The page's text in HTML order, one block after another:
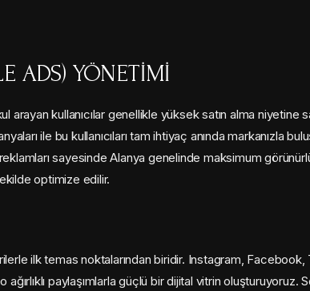
ADS) YÖNETIMI
kullanıcılar genellikle yüksek satın alma niyetine
ile bu kullanıcıları tam ihtiyaç anında markanızla
sayesinde Alanya genelinde maksimum
optimize edilir.
ilk temas noktalarından biridir. Instagram,
paylaşımlarla güçlü bir dijital vitrin oluşturuyoruz.